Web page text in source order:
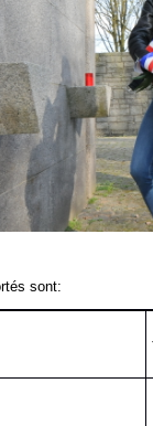
sont: